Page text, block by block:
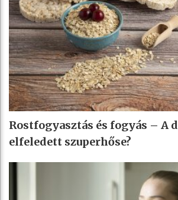
Rostfogyasztás és fogyás – A
elfeledett szuperhőse?